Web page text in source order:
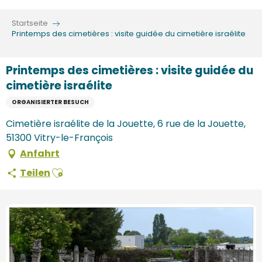
contenu
Startseite
Printemps des cimetières : visite guidée du cimetière israélite
Printemps des cimetières : visite guidée du
cimetière israélite
ORGANISIERTER BESUCH
Cimetière israélite de la Jouette, 6 rue de la Jouette,
51300 Vitry-le-François
Anfahrt
TeilenAjouter aux favoris